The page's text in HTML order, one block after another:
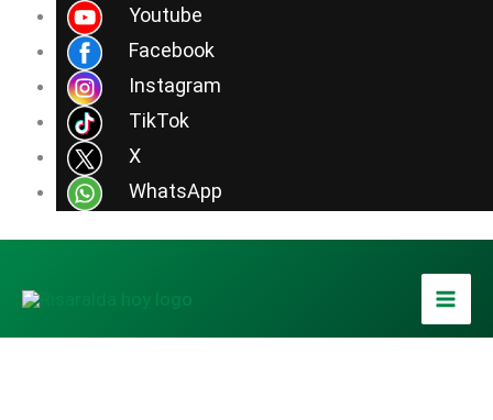
Youtube
Facebook
Instagram
TikTok
X
WhatsApp
contenido